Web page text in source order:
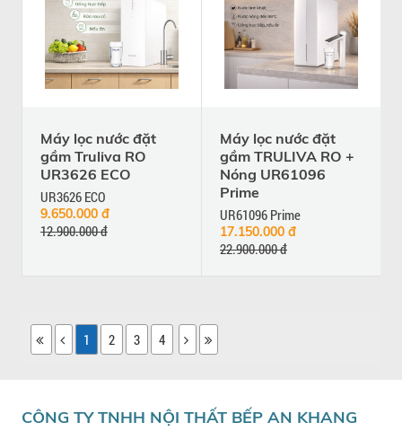
Máy lọc nước đặt
gầm Truliva RO
UR3626 ECO
UR3626 ECO
9.650.000 đ
12.900.000 đ
Máy lọc nước đặt
gầm TRULIVA RO +
Nóng UR61096
Prime
UR61096 Prime
17.150.000 đ
22.900.000 đ
1 2 3 4
CÔNG TY TNHH NỘI THẤT BẾP AN KHANG